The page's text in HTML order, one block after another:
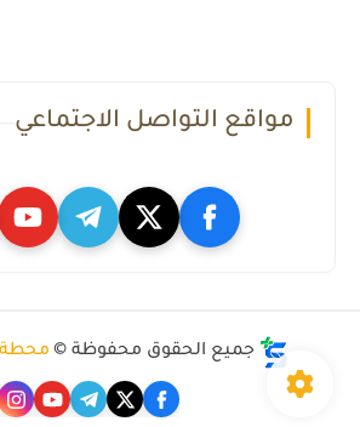
مواقع التواصل الاجتماعي
جميع الحقوق محفوظة © محطة